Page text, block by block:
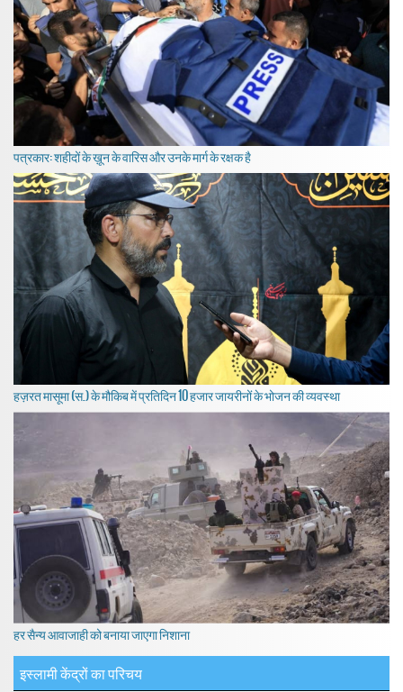
पत्रकार: शहीदों के ख़ून के वारिस और उनके मार्ग के रक्षक है
हज़रत मासूमा (स.) के मौकिब में प्रतिदिन 10 हजार जायरीनों के भोजन की व्यवस्था
हर सैन्य आवाजाही को बनाया जाएगा निशाना
इस्लामी केंद्रों का परिचय